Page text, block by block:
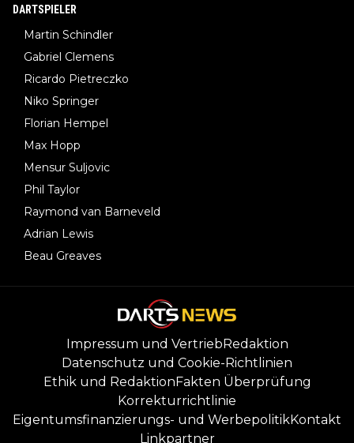
DARTSPIELER
Martin Schindler
Gabriel Clemens
Ricardo Pietreczko
Niko Springer
Florian Hempel
Max Hopp
Mensur Suljovic
Phil Taylor
Raymond van Barneveld
Adrian Lewis
Beau Greaves
Impressum und VertriebRedaktion
Datenschutz und Cookie-Richtlinien
Ethik und RedaktionFakten Überprüfung
Korrekturrichtlinie
Eigentumsfinanzierungs- und WerbepolitikKontakt
Linkpartner